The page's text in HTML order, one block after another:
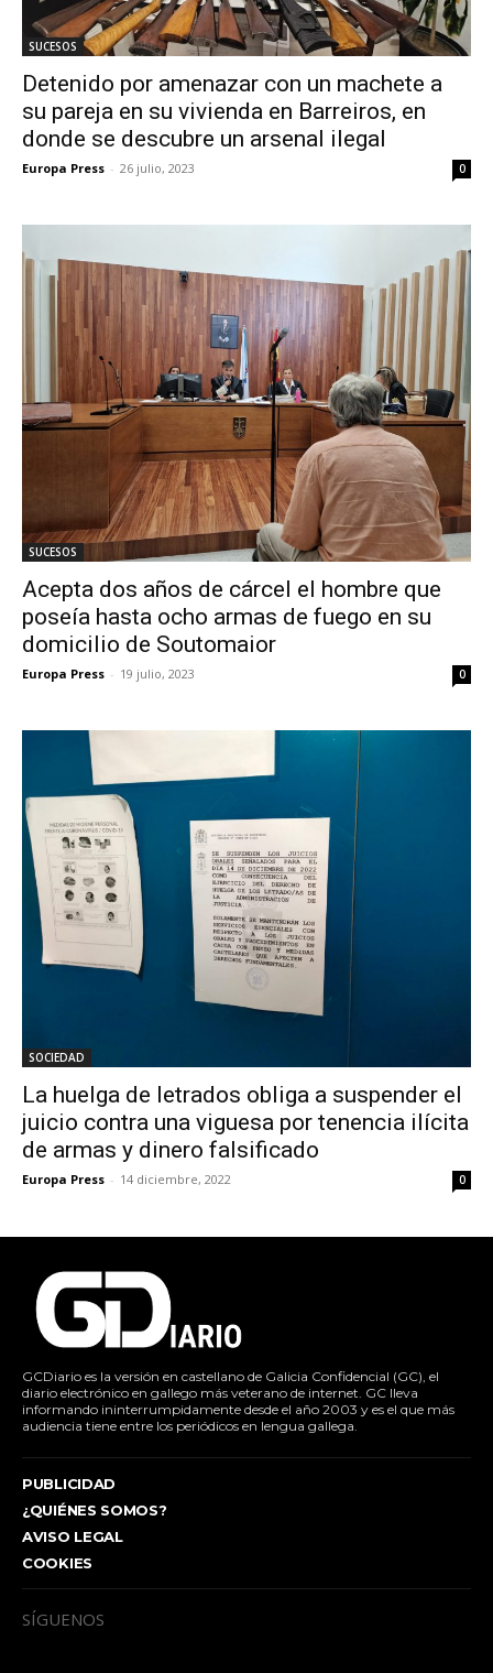
SUCESOS
Detenido por amenazar con un machete a
su pareja en su vivienda en Barreiros, en
donde se descubre un arsenal ilegal
Europa Press - 26 julio, 2023 0
SUCESOS
Acepta dos años de cárcel el hombre que
poseía hasta ocho armas de fuego en su
domicilio de Soutomaior
Europa Press - 19 julio, 2023 0
SOCIEDAD
La huelga de letrados obliga a suspender el
juicio contra una viguesa por tenencia ilícita
de armas y dinero falsificado
Europa Press - 14 diciembre, 2022 0
GCDiario es la versión en castellano de Galicia Confidencial (GC), el
diario electrónico en gallego más veterano de internet. GC lleva
informando ininterrumpidamente desde el año 2003 y es el que más
audiencia tiene entre los periódicos en lengua gallega.
PUBLICIDAD
¿QUIÉNES SOMOS?
AVISO LEGAL
COOKIES
SÍGUENOS